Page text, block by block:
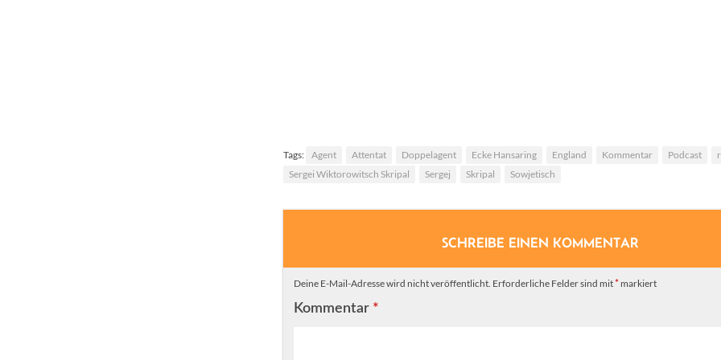
Tags: Agent Attentat Doppelagent Ecke Hansaring England Kommentar Podcast
Sergei Wiktorowitsch Skripal
Sergej Skripal Sowjetisch
SCHREIBE EINEN KOMMENTAR
Deine E-Mail-Adresse wird nicht veröffentlicht. Erforderliche Felder sind mit *markiert
Kommentar *